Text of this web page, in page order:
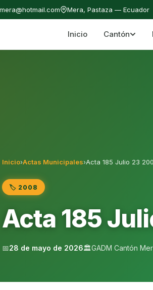
Mera, Pastaza — Ecuador
Municipal del Cantón
Inicio Cantón
Inicio›Actas Municipales›Acta 185 Julio 23
🏷️ 2008
Acta 185
📅28 de mayo de 2026🏛️GADM Cantón